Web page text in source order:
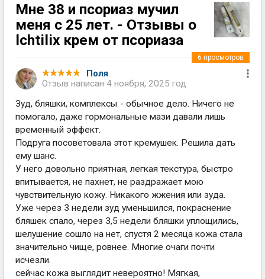
Мне 38 и псориаз мучил
меня с 25 лет. - Отзывы о
lchtilix крем от псориаза
Поля
Отзыв написан 4 ноября, 2025 год
6 просмотров
Зуд, бляшки, комплексы - обычное дело. Ничего не
помогало, даже гормональные мази давали лишь
временный эффект.
Подруга посоветовала этот кремушек. Решила дать
ему шанс.
У него довольно приятная, легкая текстура, быстро
впитывается, не пахнет, не раздражает мою
чувствительную кожу. Никакого жжения или зуда.
Уже через 3 недели зуд уменьшился, покраснение
бляшек спало, через 3,5 недели бляшки уплощились,
шелушение сошло на нет, спустя 2 месяца кожа стала
значительно чище, ровнее. Многие очаги почти
исчезли.
сейчас кожа выглядит невероятно! Мягкая,